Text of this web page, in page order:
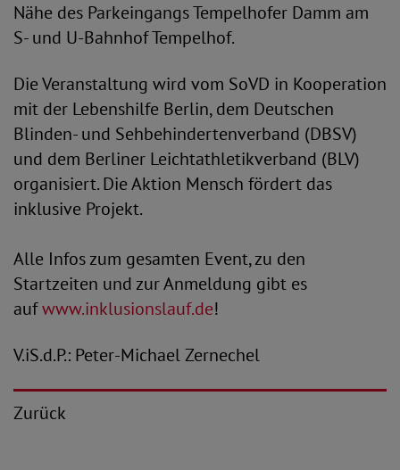
Nähe des Parkeingangs Tempelhofer Damm am
S- und U-Bahnhof Tempelhof.
Die Veranstaltung wird vom SoVD in Kooperation
mit der Lebenshilfe Berlin, dem Deutschen
Blinden- und Sehbehindertenverband (DBSV)
und dem Berliner Leichtathletikverband (BLV)
organisiert. Die Aktion Mensch fördert das
inklusive Projekt.
Alle Infos zum gesamten Event, zu den
Startzeiten und zur Anmeldung gibt es
aufwww.inklusionslauf.de!
V.iS.d.P.: Peter-Michael Zernechel
Zurück